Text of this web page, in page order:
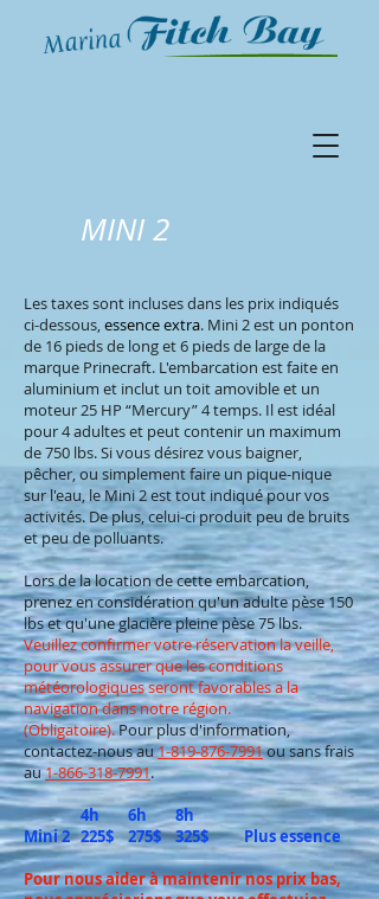
MINI 2
Les taxes sont incluses dans les prix indiqués
ci-dessous,essence extra. Mini 2 est un ponton
de 16 pieds de long et 6 pieds de large de la
marque Prinecraft. L'embarcation est faite en
aluminium et inclut un toit amovible et un
moteur 25 HP “Mercury” 4 temps. Il est idéal
pour 4 adultes et peut contenir un maximum
de 750 lbs. Si vous désirez vous baigner,
pêcher, ou simplement faire un pique-nique
sur l'eau, le Mini 2 est tout indiqué pour vos
activités. De plus, celui-ci produit peu de bruits
et peu de polluants.
Lors de la location de cette embarcation,
prenez en considération qu'un adulte pèse 150
lbs et qu'une glacière pleine pèse 75 lbs.
Veuillez confirmer votre réservation la veille,
pour vous assurer que les conditions
météorologiques seront favorables a la
navigation dans notre région.
(Obligatoire).Pour plus d'information,
contactez-nous au1-819-876-7991ou sans frais
au1-866-318-7991.
4h 6h 8h
Mini 2 225$ 275$ 325$ Plus essence
Pour nous aider à maintenir nos prix bas,